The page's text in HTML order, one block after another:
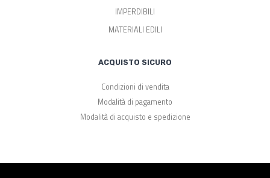
IMPERDIBILI
MATERIALI EDILI
ACQUISTO SICURO
Condizioni di vendita
Modalità di pagamento
Modalità di acquisto e spedizione